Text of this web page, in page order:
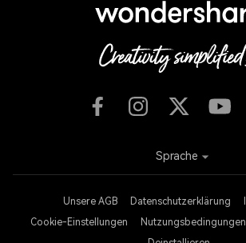
Unsere AGB Datenschutzerklärung
Cookie-Einstellungen
Nutzungsbedingungen
Sprache